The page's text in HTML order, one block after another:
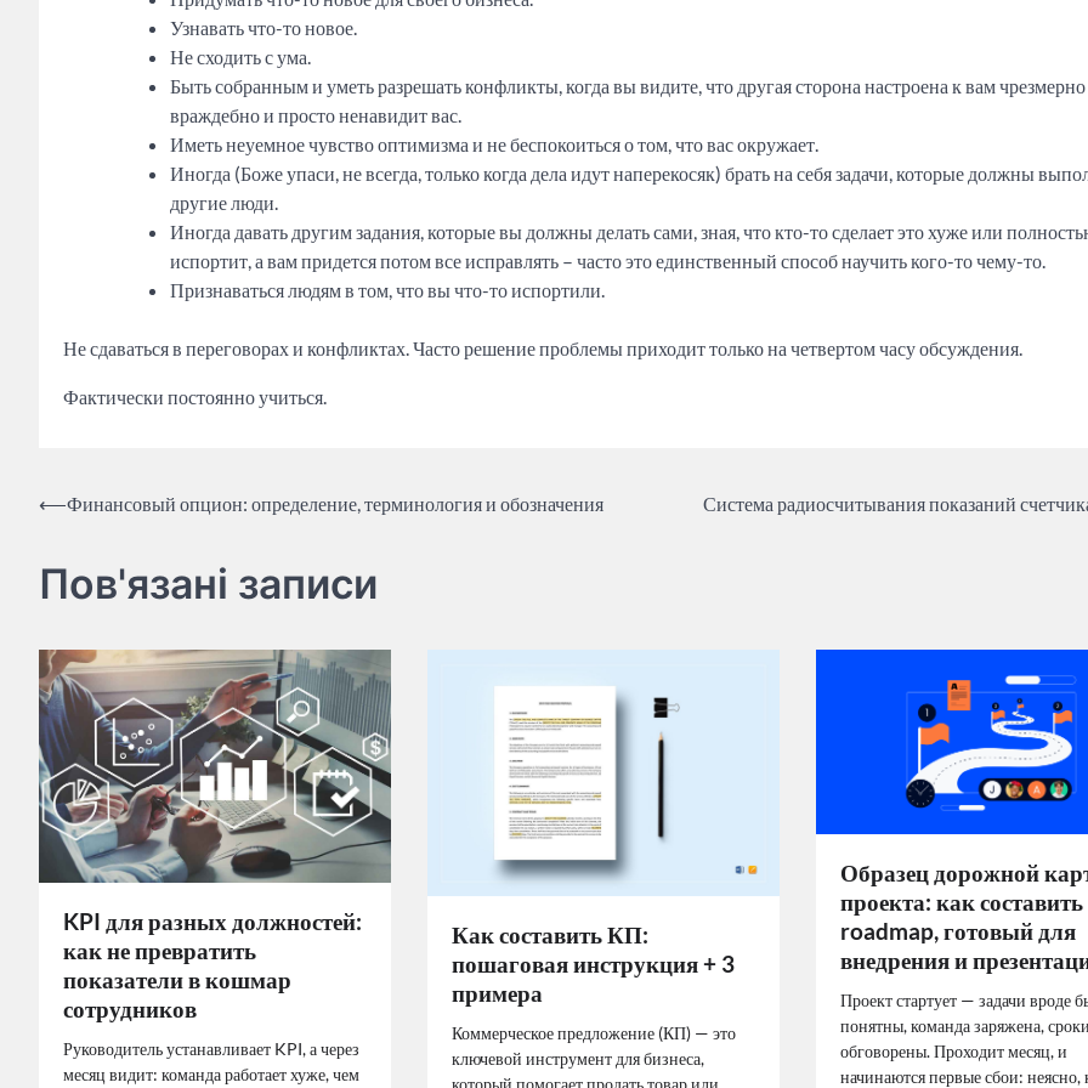
Узнавать что-то новое.
Не сходить с ума.
Быть собранным и уметь разрешать конфликты, когда вы видите, что другая сторона настроена к вам чрезмерно
враждебно и просто ненавидит вас.
Иметь неуемное чувство оптимизма и не беспокоиться о том, что вас окружает.
Иногда (Боже упаси, не всегда, только когда дела идут наперекосяк) брать на себя задачи, которые должны
другие люди.
Иногда давать другим задания, которые вы должны делать сами, зная, что кто-то сделает это хуже или
испортит, а вам придется потом все исправлять – часто это единственный способ научить кого-то чему-то.
Признаваться людям в том, что вы что-то испортили.
Не сдаваться в переговорах и конфликтах. Часто решение проблемы приходит только на четвертом часу обсуждения.
Фактически постоянно учиться.
Post
⟵Финансовый опцион: определение, терминология и обозначения Система радиосчитывания показаний
Пов'язані записи
KPI для разных должностей:
как не превратить
показатели в кошмар
сотрудников
Руководитель устанавливает KPI, а через
месяц видит: команда работает хуже, чем
Как составить КП:
пошаговая инструкция + 3
примера
Коммерческое предложение (КП) — это
ключевой инструмент для бизнеса,
который помогает продать товар или
Образец дорожной
проекта: как составить
roadmap, готовый для
внедрения и
Проект стартует — задачи вроде
понятны, команда заряжена, сроки
обговорены. Проходит месяц, и
начинаются первые сбои: неясно,